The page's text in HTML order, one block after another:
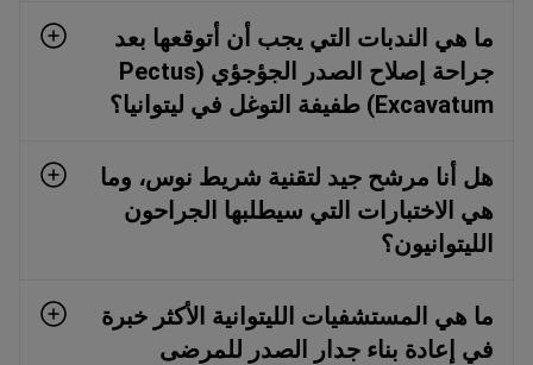
ما هي الندبات التي يجب أن أتوقعها بعد
جراحة إصلاح الصدر الجؤجؤي (Pectus
Excavatum) طفيفة التوغل في ليتوانيا؟
هل أنا مرشح جيد لتقنية شريط نوس، وما
هي الاختبارات التي سيطلبها الجراحون
الليتوانيون؟
ما هي المستشفيات الليتوانية الأكثر خبرة
في إعادة بناء جدار الصدر للمرضى